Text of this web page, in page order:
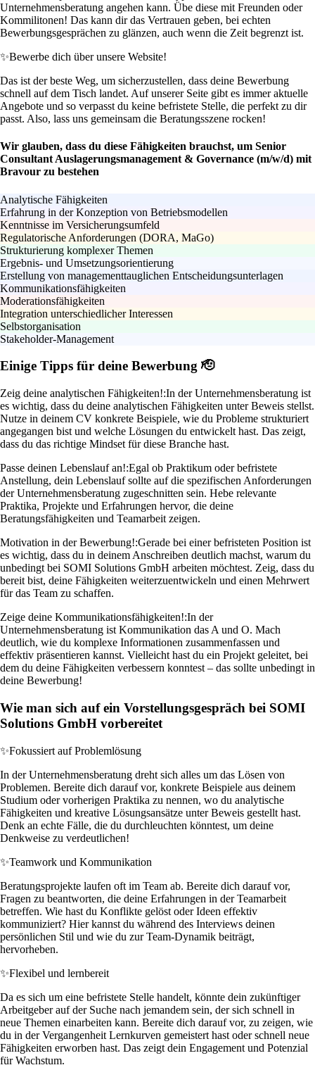
Unternehmensberatung angehen kann. Übe diese mit Freunden oder
Kommilitonen! Das kann dir das Vertrauen geben, bei echten
Bewerbungsgesprächen zu glänzen, auch wenn die Zeit begrenzt ist.
✨Bewerbe dich über unsere Website!
Das ist der beste Weg, um sicherzustellen, dass deine Bewerbung
schnell auf dem Tisch landet. Auf unserer Seite gibt es immer aktuelle
Angebote und so verpasst du keine befristete Stelle, die perfekt zu dir
passt. Also, lass uns gemeinsam die Beratungsszene rocken!
Wir glauben, dass du diese Fähigkeiten brauchst, um Senior
Consultant Auslagerungsmanagement & Governance (m/w/d) mit
Bravour zu bestehen
Analytische Fähigkeiten
Erfahrung in der Konzeption von Betriebsmodellen
Kenntnisse im Versicherungsumfeld
Regulatorische Anforderungen (DORA, MaGo)
Strukturierung komplexer Themen
Ergebnis- und Umsetzungsorientierung
Erstellung von managementtauglichen Entscheidungsunterlagen
Kommunikationsfähigkeiten
Moderationsfähigkeiten
Integration unterschiedlicher Interessen
Selbstorganisation
Stakeholder-Management
Einige Tipps für deine Bewerbung 🫡
Zeig deine analytischen Fähigkeiten!:In der Unternehmensberatung ist
es wichtig, dass du deine analytischen Fähigkeiten unter Beweis stellst.
Nutze in deinem CV konkrete Beispiele, wie du Probleme strukturiert
angegangen bist und welche Lösungen du entwickelt hast. Das zeigt,
dass du das richtige Mindset für diese Branche hast.
Passe deinen Lebenslauf an!:Egal ob Praktikum oder befristete
Anstellung, dein Lebenslauf sollte auf die spezifischen Anforderungen
der Unternehmensberatung zugeschnitten sein. Hebe relevante
Praktika, Projekte und Erfahrungen hervor, die deine
Beratungsfähigkeiten und Teamarbeit zeigen.
Motivation in der Bewerbung!:Gerade bei einer befristeten Position ist
es wichtig, dass du in deinem Anschreiben deutlich machst, warum du
unbedingt bei SOMI Solutions GmbH arbeiten möchtest. Zeig, dass du
bereit bist, deine Fähigkeiten weiterzuentwickeln und einen Mehrwert
für das Team zu schaffen.
Zeige deine Kommunikationsfähigkeiten!:In der
Unternehmensberatung ist Kommunikation das A und O. Mach
deutlich, wie du komplexe Informationen zusammenfassen und
effektiv präsentieren kannst. Vielleicht hast du ein Projekt geleitet, bei
dem du deine Fähigkeiten verbessern konntest – das sollte unbedingt in
deine Bewerbung!
Wie man sich auf ein Vorstellungsgespräch bei SOMI
Solutions GmbH vorbereitet
✨Fokussiert auf Problemlösung
In der Unternehmensberatung dreht sich alles um das Lösen von
Problemen. Bereite dich darauf vor, konkrete Beispiele aus deinem
Studium oder vorherigen Praktika zu nennen, wo du analytische
Fähigkeiten und kreative Lösungsansätze unter Beweis gestellt hast.
Denk an echte Fälle, die du durchleuchten könntest, um deine
Denkweise zu verdeutlichen!
✨Teamwork und Kommunikation
Beratungsprojekte laufen oft im Team ab. Bereite dich darauf vor,
Fragen zu beantworten, die deine Erfahrungen in der Teamarbeit
betreffen. Wie hast du Konflikte gelöst oder Ideen effektiv
kommuniziert? Hier kannst du während des Interviews deinen
persönlichen Stil und wie du zur Team-Dynamik beiträgt,
hervorheben.
✨Flexibel und lernbereit
Da es sich um eine befristete Stelle handelt, könnte dein zukünftiger
Arbeitgeber auf der Suche nach jemandem sein, der sich schnell in
neue Themen einarbeiten kann. Bereite dich darauf vor, zu zeigen, wie
du in der Vergangenheit Lernkurven gemeistert hast oder schnell neue
Fähigkeiten erworben hast. Das zeigt dein Engagement und Potenzial
für Wachstum.